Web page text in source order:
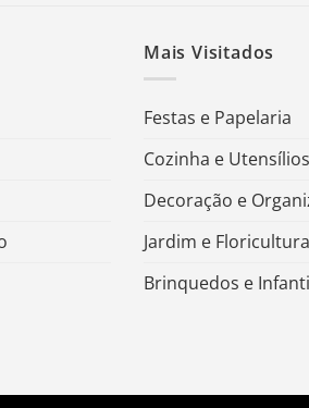
Mais Visitados
Festas e Papelaria
Cozinha e Utensílios
Decoração e
Jardim e Floricultura
Brinquedos e